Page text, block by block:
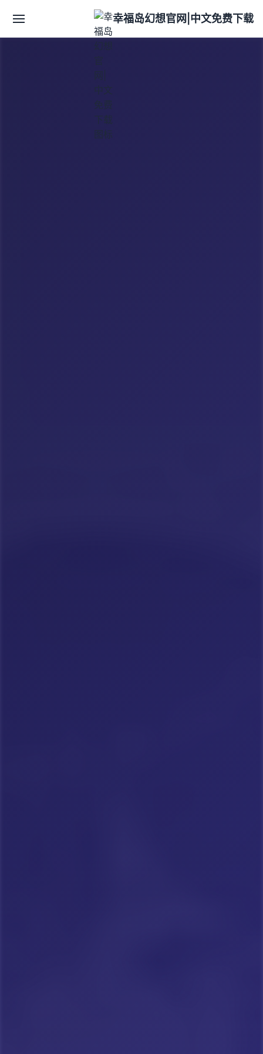
幸福岛幻想官网|中文免费下载